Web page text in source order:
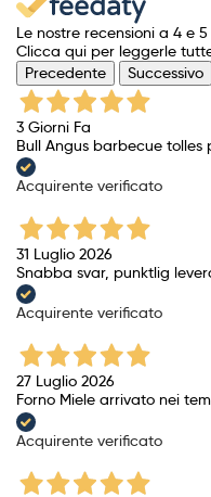
Le nostre recensioni a 4 e 5
Clicca qui per leggerle
Precedente
Successivo
3 Giorni Fa
Bull Angus barbecue tolles
Acquirente verificato
31 Luglio 2026
Snabba svar, punktlig
Acquirente verificato
27 Luglio 2026
Forno Miele arrivato nei
Acquirente verificato